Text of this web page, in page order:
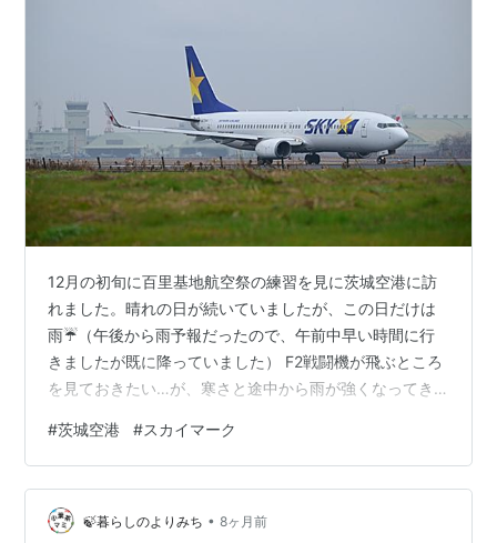
12月の初旬に百里基地航空祭の練習を見に茨城空港に訪
れました。晴れの日が続いていましたが、この日だけは
雨☔（午後から雨予報だったので、午前中早い時間に行
きましたが既に降っていました） F2戦闘機が飛ぶところ
を見ておきたい…が、寒さと途中から雨が強くなってき
ようでした。せっかくなので、出発を見送って帰りまし
た。 ちなみに、午後からは陽が射しF2戦闘機も飛んだよ
うです😂
#茨城空港 #スカイマーク
🍃暮らしのよりみち • 8ヶ月前